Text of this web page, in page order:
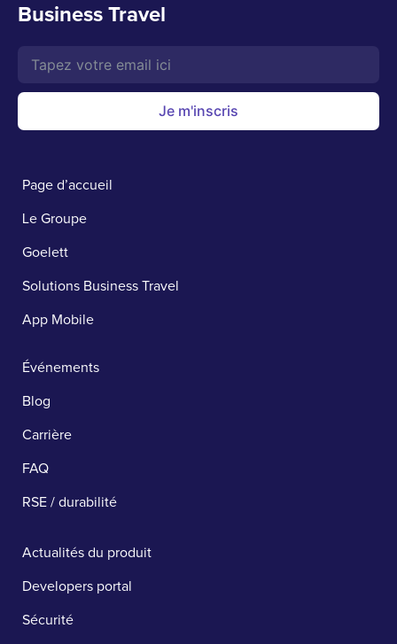
Business Travel
Je m'inscris
Page d’accueil
Le Groupe
Goelett
Solutions Business Travel
App Mobile
Événements
Blog
Carrière
FAQ
RSE / durabilité
Actualités du produit
Developers portal
Sécurité ​